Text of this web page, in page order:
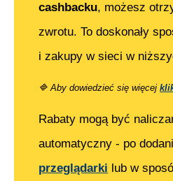
cashbacku, możesz
zwrotu. To doskonały
i zakupy w sieci w
🔷 Aby dowiedzieć się więcej
Rabaty mogą być
automatyczny - po
przeglądarki lub w